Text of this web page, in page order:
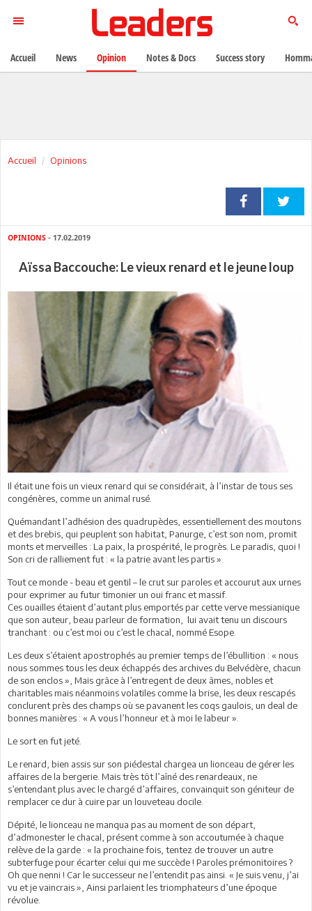
Accueil Opinions
OPINIONS - 17.02.2019
Aïssa Baccouche: Le vieux renard et le jeune loup
Il était une fois un vieux renard qui se considérait, à l’instar de tous ses
congénères, comme un animal rusé.
Quémandant l’adhésion des quadrupèdes, essentiellement des moutons
et des brebis, qui peuplent son habitat, Panurge, c’est son nom, promit
monts et merveilles : La paix, la prospérité, le progrès. Le paradis, quoi !
Son cri de ralliement fut : « la patrie avant les partis ».
Tout ce monde - beau et gentil – le crut sur paroles et accourut aux urnes
pour exprimer au futur timonier un oui franc et massif.
Ces ouailles étaient d’autant plus emportés par cette verve messianique
que son auteur, beau parleur de formation, lui avait tenu un discours
tranchant : ou c’est moi ou c’est le chacal, nommé Esope.
Les deux s’étaient apostrophés au premier temps de l’ébullition : « nous
nous sommes tous les deux échappés des archives du Belvédère, chacun
de son enclos », Mais grâce à l’entregent de deux âmes, nobles et
charitables mais néanmoins volatiles comme la brise, les deux rescapés
conclurent près des champs où se pavanent les coqs gaulois, un deal de
bonnes manières : « A vous l’honneur et à moi le labeur ».
Le sort en fut jeté.
Le renard, bien assis sur son piédestal chargea un lionceau de gérer les
affaires de la bergerie. Mais très tôt l’aîné des renardeaux, ne
s’entendant plus avec le chargé d’affaires, convainquit son géniteur de
remplacer ce dur à cuire par un louveteau docile.
Dépité, le lionceau ne manqua pas au moment de son départ,
d’admonester le chacal, présent comme à son accoutumée à chaque
relève de la garde : « la prochaine fois, tentez de trouver un autre
subterfuge pour écarter celui qui me succède ! Paroles prémonitoires ?
Oh que nenni ! Car le successeur ne l’entendit pas ainsi. « Je suis venu, j’ai
vu et je vaincrais », Ainsi parlaient les triomphateurs d’une époque
révolue.
Accueil News Opinion Notes & Docs Success story